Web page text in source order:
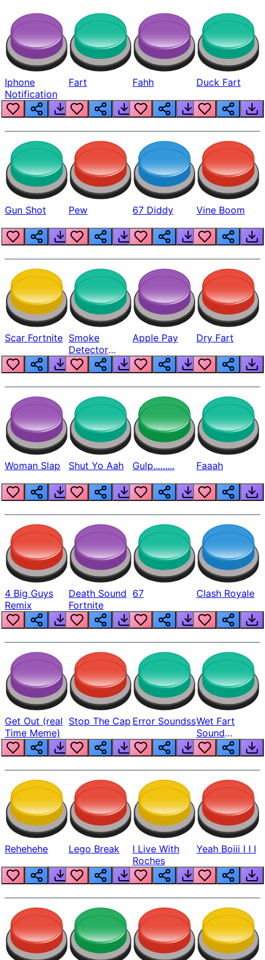
Iphone
Notification
Fart Fahh Duck Fart
Gun Shot Pew 67 Diddy Vine Boom
Scar Fortnite Smoke
Detector
Beep
Apple Pay Dry Fart
Woman Slap Shut Yo Aah Gulp......... Faaah
4 Big Guys
Remix
Death Sound
Fortnite
67 Clash Royale
Get Out (real
Time Meme)
Stop The Cap Error SoundssWet Fart
Sound
Realistic
Rehehehe Lego Break
I Live With
Roches
Yeah Boiii I I I